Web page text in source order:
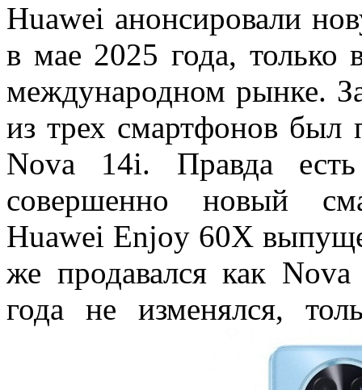
Huawei анонсировали
в мае 2025 года, только
международном рынке.
из трех смартфонов был
Nova 14i. Правда
совершенно новый
Huawei Enjoy 60X
же продавался как
года не изменялся,